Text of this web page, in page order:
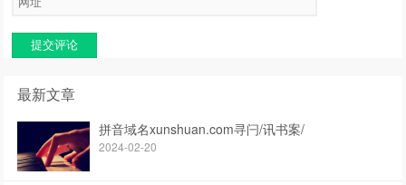
提交评论
最新文章
拼音域名xunshuan.com寻闩/讯书案/
2024-02-20